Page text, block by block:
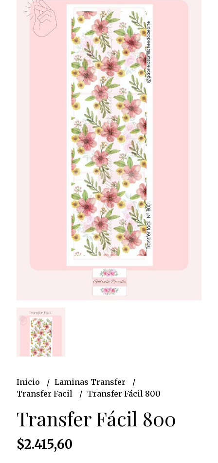
Inicio
Laminas Transfer
Transfer Facil
Transfer Fácil 800
Transfer Fácil 800
$2.415,60